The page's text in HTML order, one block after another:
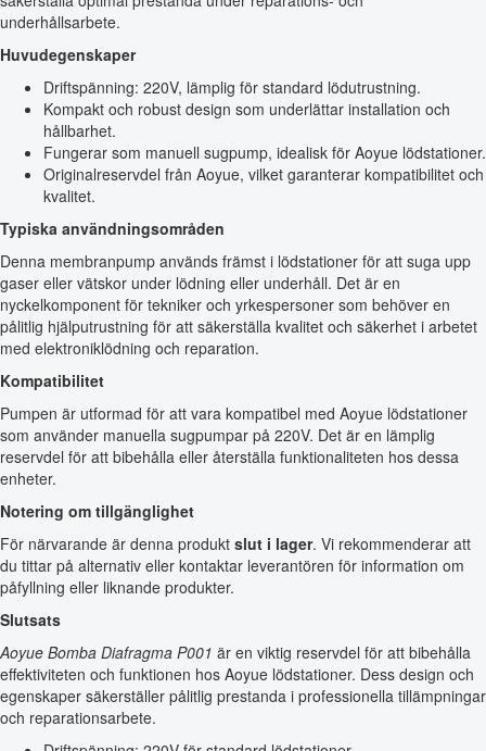
underhållsarbete.
Huvudegenskaper
Driftspänning: 220V, lämplig för standard lödutrustning.
Kompakt och robust design som underlättar installation och
hållbarhet.
Fungerar som manuell sugpump, idealisk för Aoyue lödstationer.
Originalreservdel från Aoyue, vilket garanterar kompatibilitet och
kvalitet.
Typiska användningsområden
Denna membranpump används främst i lödstationer för att suga upp
gaser eller vätskor under lödning eller underhåll. Det är en
nyckelkomponent för tekniker och yrkespersoner som behöver en
pålitlig hjälputrustning för att säkerställa kvalitet och säkerhet i arbetet
med elektroniklödning och reparation.
Kompatibilitet
Pumpen är utformad för att vara kompatibel med Aoyue lödstationer
som använder manuella sugpumpar på 220V. Det är en lämplig
reservdel för att bibehålla eller återställa funktionaliteten hos dessa
enheter.
Notering om tillgänglighet
För närvarande är denna produkt slut i lager. Vi rekommenderar att
du tittar på alternativ eller kontaktar leverantören för information om
påfyllning eller liknande produkter.
Slutsats
Aoyue Bomba Diafragma P001 är en viktig reservdel för att bibehålla
effektiviteten och funktionen hos Aoyue lödstationer. Dess design och
egenskaper säkerställer pålitlig prestanda i professionella tillämpningar
och reparationsarbete.